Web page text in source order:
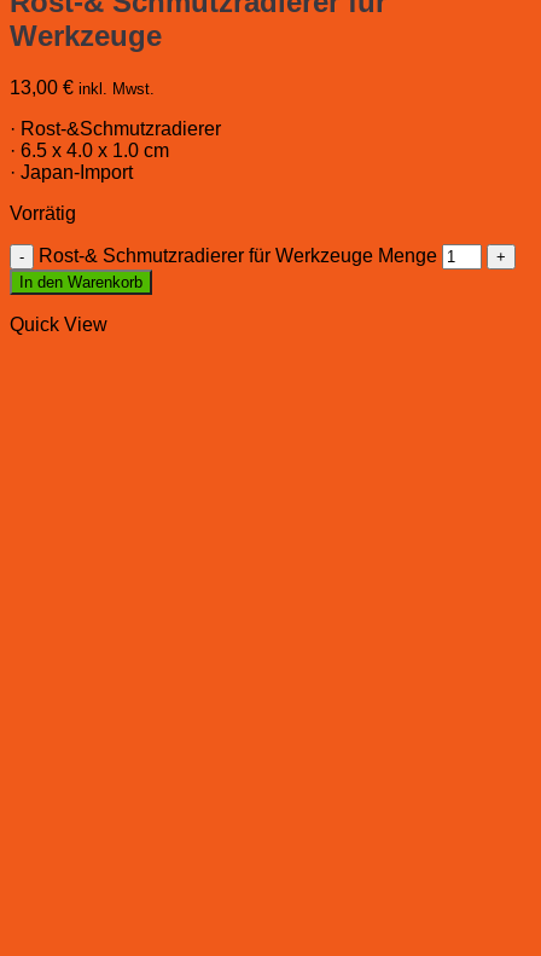
Werkzeuge
13,00 € inkl. Mwst.
· Rost-&Schmutzradierer
· 6.5 x 4.0 x 1.0 cm
· Japan-Import
Vorrätig
Rost-& Schmutzradierer für Werkzeuge Menge
In den Warenkorb
Quick View